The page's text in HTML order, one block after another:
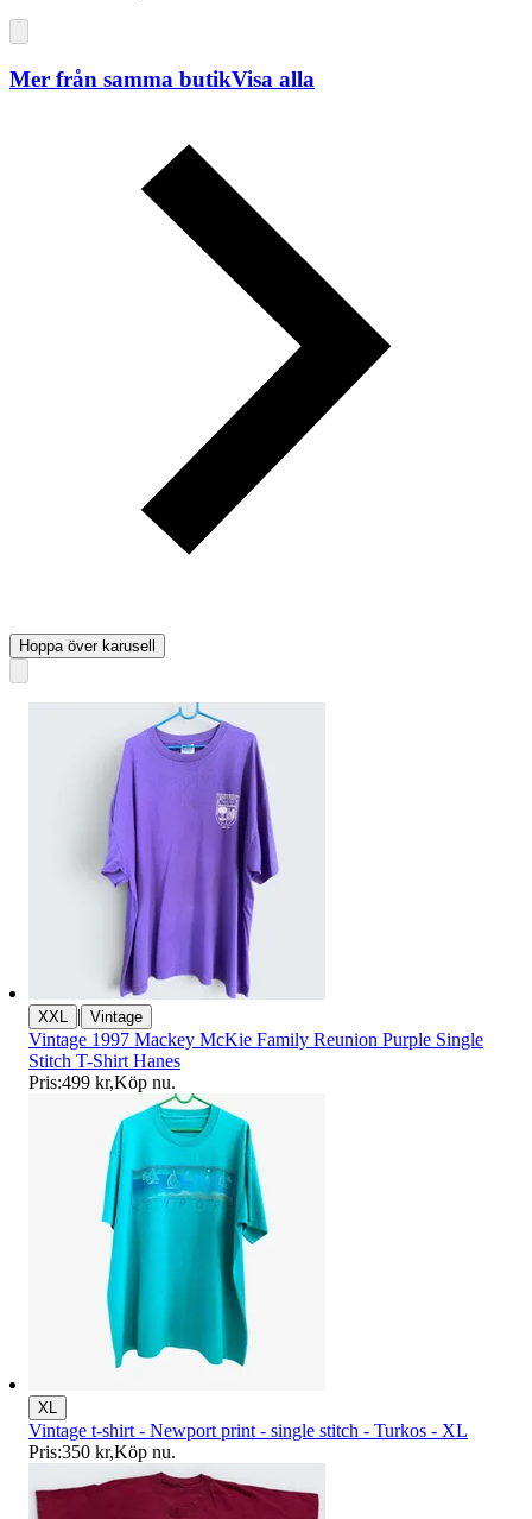
Mer från samma butikVisa alla
Hoppa över karusell
XXL | Vintage
Vintage 1997 Mackey McKie Family Reunion Purple Single
Stitch T-Shirt Hanes
Pris:499 kr,Köp nu.
XL
Vintage t-shirt - Newport print - single stitch - Turkos - XL
Pris:350 kr,Köp nu.